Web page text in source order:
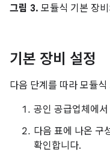
그림 3. 모듈식 기본 장
기본 장비 설정
다음 단계를 따라 모듈
공인 공급업체에
다음 표에 나온 구
확인합니다.